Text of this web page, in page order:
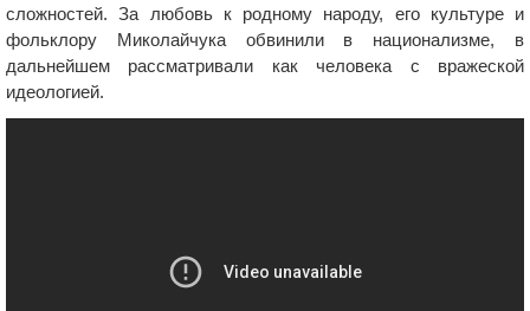
сложностей. За любовь к родному народу, его культуре и
фольклору Миколайчука обвинили в национализме, в
дальнейшем рассматривали как человека с вражеской
идеологией.